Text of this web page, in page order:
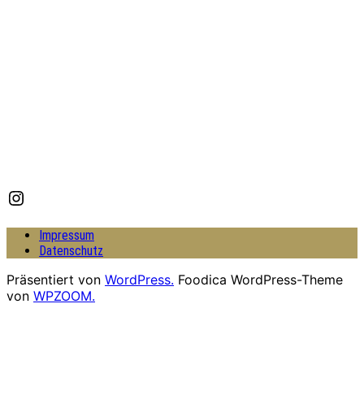
Instagram
Impressum
Datenschutz
Präsentiert von WordPress. Foodica WordPress-Theme
von WPZOOM.